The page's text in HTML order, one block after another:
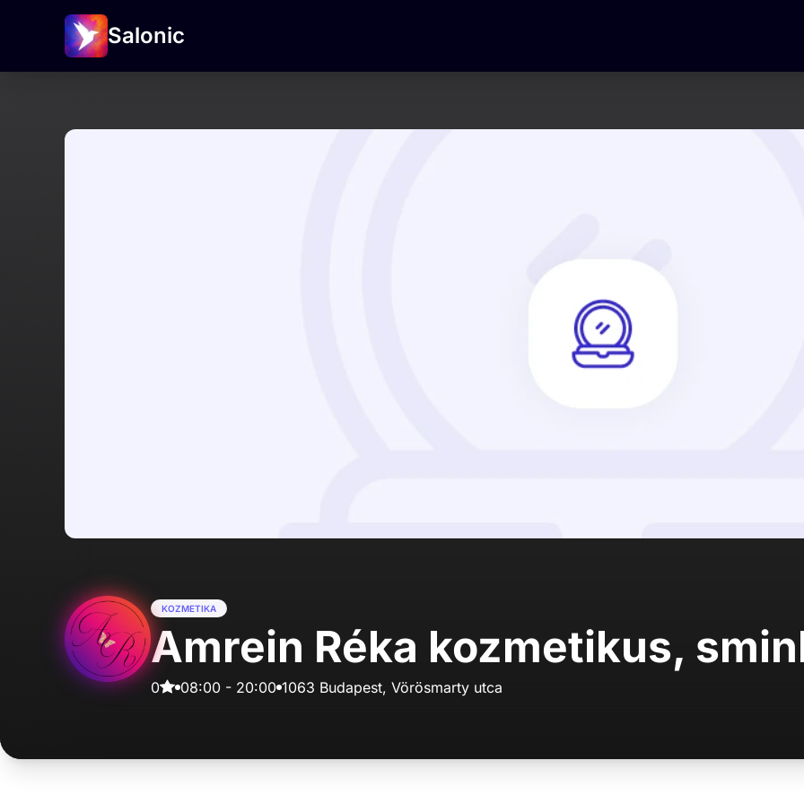
Salonic
KOZMETIKA
Amrein Réka kozmetikus,
0 08:00- 20:00 1063 Budapest, Vörösmarty utca